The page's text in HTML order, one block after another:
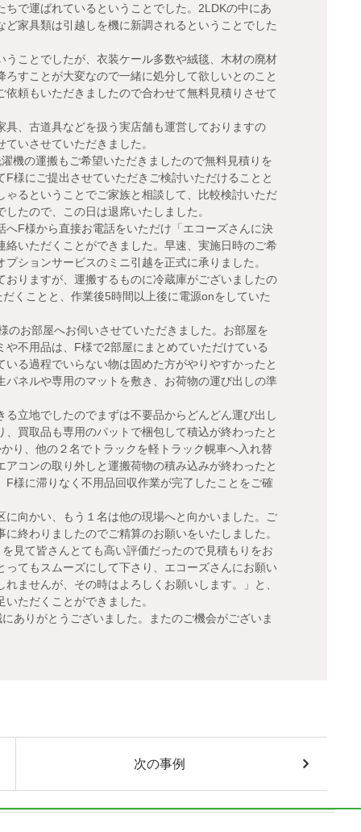
で運ばれているということでした。2LDKの中にあ
家具類は引越しを機に新調されるということでした
ことでしたが、衣装ケール多数や絨毯、木材の廃材
すことが大変なので一緒に処分して欲しいとのこと
頼もいただきましたので合わせて無料見積りさせて
、古道具などを扱う実店舗も運営しておりますの
いさせていただきました。
機の運搬もご希望いただきましたので無料見積りを
様にご提出させていただきご検討いただけることと
るということでご家族と相談して、比較検討いただ
たので、この日は退席いたしました。
F様から直接お電話をいただけ「エコーズさんに決
いただくことができました。早速、実施日時のご希
ションサービスのミニ引越を正式に承りました。
りますが、運搬するものに冷蔵庫がございましたの
くことと、作業後5時間以上後に電源onをしていた
お部屋へお伺いさせていただきました。お部屋を
不用品は、F様で2部屋にまとめていただけている
る過程でいらない物は固めた方がやりやすかったと
ネルや専用のマットを敷き、お荷物の運び出しの準
立地でしたのでまずは不要品からどんどん運び出し
買取品も専用のパットで梱包して積込が終わったと
り、他の２名でトラックを軽トラック幌車へ入れ替
コンの取り外しと運搬荷物の積み込みが終わったと
様に滞りなく不用品回収作業が完了したことをご確
向かい、もう１名は他の現場へと向かいました。ご
終わりましたのでご精算のお願いをいたしました。
見て皆さんとても高い評価だったので見積もりをお
てもスムーズにして下さり、エコーズさんにお願い
ませんが、その時はよろしくお願いします。」と、
ただくことができました。
ありがとうございました。またのご機会がございま
次の事例